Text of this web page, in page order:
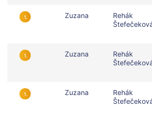
1. Zuzana
Rehák
1. Zuzana
Rehák
1. Zuzana
Rehák